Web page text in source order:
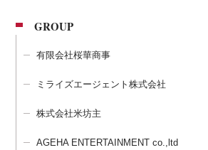
GROUP
有限会社桜華商事
ミライズエージェント株式会社
株式会社米坊主
AGEHA ENTERTAINMENT co.,ltd